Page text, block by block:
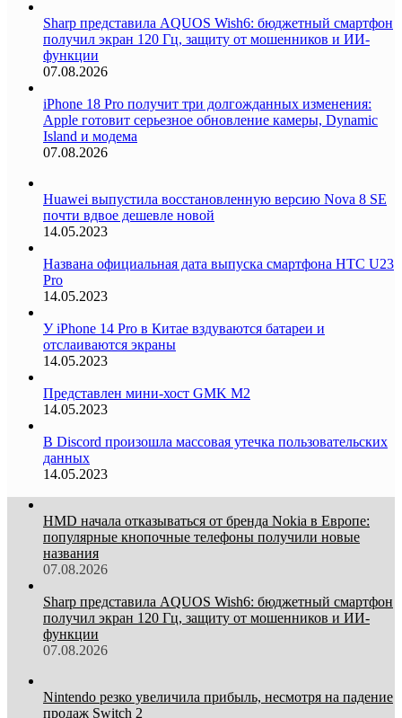
Sharp представила AQUOS Wish6: бюджетный смартфон
получил экран 120 Гц, защиту от мошенников и ИИ-
функции
07.08.2026
iPhone 18 Pro получит три долгожданных изменения:
Apple готовит серьезное обновление камеры, Dynamic
Island и модема
07.08.2026
Huawei выпустила восстановленную версию Nova 8 SE
почти вдвое дешевле новой
14.05.2023
Названа официальная дата выпуска смартфона HTC U23
Pro
14.05.2023
У iPhone 14 Pro в Китае вздуваются батареи и
отслаиваются экраны
14.05.2023
Представлен мини-хост GMK M2
14.05.2023
В Discord произошла массовая утечка пользовательских
данных
14.05.2023
HMD начала отказываться от бренда Nokia в Европе:
популярные кнопочные телефоны получили новые
названия
07.08.2026
Sharp представила AQUOS Wish6: бюджетный смартфон
получил экран 120 Гц, защиту от мошенников и ИИ-
функции
07.08.2026
Nintendo резко увеличила прибыль, несмотря на падение
продаж Switch 2